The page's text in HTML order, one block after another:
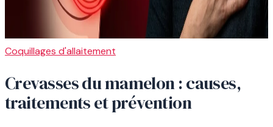
Coquillages d'allaitement
Crevasses du mamelon : causes,
traitements et prévention